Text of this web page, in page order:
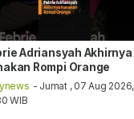
Adriansyah Akhirnya
Rompi Orange
- Jumat , 07 Aug 2026,
WIB